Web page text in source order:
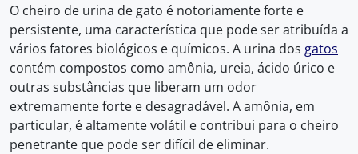
O cheiro de urina de gato é notoriamente forte e
persistente, uma característica que pode ser atribuída a
vários fatores biológicos e químicos. A urina dos gatos
contém compostos como amônia, ureia, ácido úrico e
outras substâncias que liberam um odor
extremamente forte e desagradável. A amônia, em
particular, é altamente volátil e contribui para o cheiro
penetrante que pode ser difícil de eliminar.